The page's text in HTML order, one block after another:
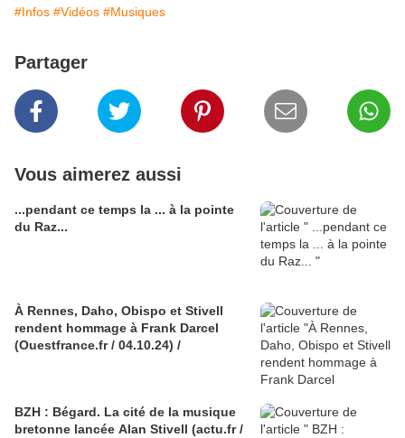
#Infos #Vidéos #Musiques
Partager
Vous aimerez aussi
...pendant ce temps la ... à la pointe
du Raz...
À Rennes, Daho, Obispo et Stivell
rendent hommage à Frank Darcel
(Ouestfrance.fr / 04.10.24) /
BZH : Bégard. La cité de la musique
bretonne lancée Alan Stivell (actu.fr /